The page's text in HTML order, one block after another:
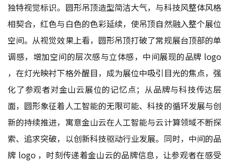
独特视觉标识。圆形吊顶造型简洁大气，与科技风整体风格
相契合，红色与白色的色彩延续，使吊顶自然融入整个展位
空间。从视觉效果上看，圆形吊顶打破了常规展台顶部的单
调感，增加空间的层次感与立体感，中间展现的品牌 logo
，在灯光映衬下格外醒目，成为展位中吸引目光的焦点，强
化了参观者对金山云展位的记忆点；从品牌与科技传达层
面，圆形象征着人工智能的无限可能、科技的循环发展与创
新的持续推进，寓意金山云在人工智能与云计算领域不断探
索、追求突破，以创新科技驱动行业发展。同时，中间的品
牌 logo ，时刻传递着金山云的品牌信息，让参观者在感受